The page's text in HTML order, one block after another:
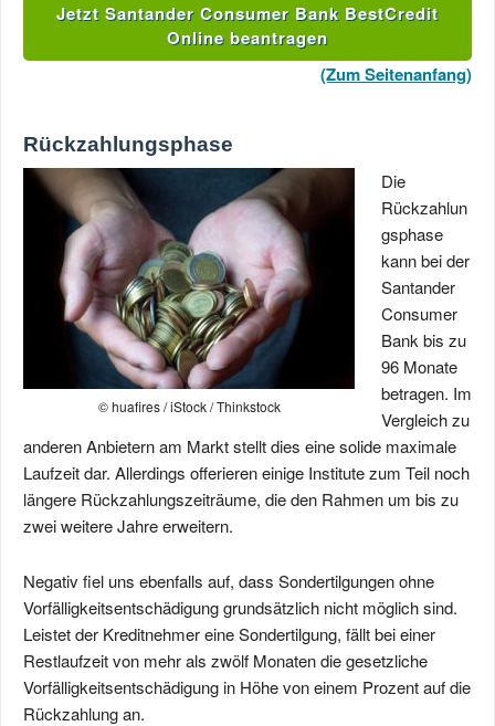
Jetzt Santander Consumer Bank BestCredit
Online beantragen
(Zum Seitenanfang)
Rückzahlungsphase
© huafires / iStock / Thinkstock
Die
Rückzahlun
gsphase
kann bei der
Santander
Consumer
Bank bis zu
96 Monate
betragen. Im
Vergleich zu
anderen Anbietern am Markt stellt dies eine solide maximale
Laufzeit dar. Allerdings offerieren einige Institute zum Teil noch
längere Rückzahlungszeiträume, die den Rahmen um bis zu
zwei weitere Jahre erweitern.
Negativ fiel uns ebenfalls auf, dass Sondertilgungen ohne
Vorfälligkeitsentschädigung grundsätzlich nicht möglich sind.
Leistet der Kreditnehmer eine Sondertilgung, fällt bei einer
Restlaufzeit von mehr als zwölf Monaten die gesetzliche
Vorfälligkeitsentschädigung in Höhe von einem Prozent auf die
Rückzahlung an.